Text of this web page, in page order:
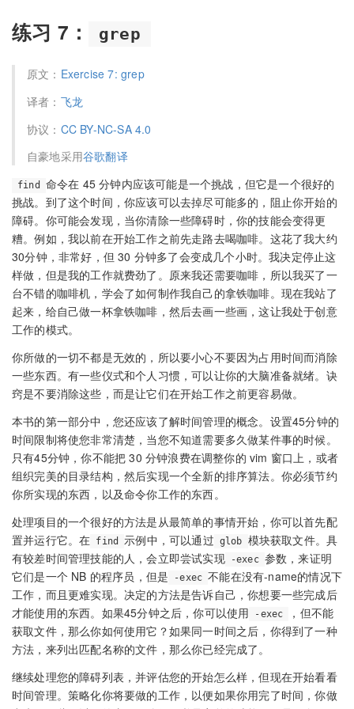
练习 7： grep
原文： Exercise 7: grep
译者： 飞龙
协议： CC BY-NC-SA 4.0
自豪地采用谷歌翻译
find
命令在 45 分钟内应该可能是一个挑战，但它是一个很好的
挑战。到了这个时间，你应该可以去掉尽可能多的，阻止你开始的
障碍。你可能会发现，当你清除一些障碍时，你的技能会变得更
糟。例如，我以前在开始工作之前先走路去喝咖啡。这花了我大约
30分钟，非常好，但 30 分钟多了会变成几个小时。我决定停止这
样做，但是我的工作就费劲了。原来我还需要咖啡，所以我买了一
台不错的咖啡机，学会了如何制作我自己的拿铁咖啡。现在我站了
起来，给自己做一杯拿铁咖啡，然后去画一些画，这让我处于创意
工作的模式。
你所做的一切不都是无效的，所以要小心不要因为占用时间而消除
一些东西。有一些仪式和个人习惯，可以让你的大脑准备就绪。诀
窍是不要消除这些，而是​​让它们在开始工作之前更容易做。
本书的第一部分中，您还应该了解时间管理的概念。设置45分钟的
时间限制将使您非常清楚，当您不知道需要多久做某件事的时候。
只有45分钟，你不能把 30 分钟浪费在调整你的 vim 窗口上，或者
组织完美的目录结构，然后实现一个全新的排序算法。你必须节约
你所实现的东西，以及命令你工作的东西。
处理项目的一个很好的方法是从最简单的事情开始，你可以首先配
置并运行它。在 find 示例中，可以通过 glob 模块获取文件。具
有较差时间管理技能的人，会立即尝试实现
-exec 参数，来证明
它们是一个 NB 的程序员，但是
-exec 不能在没有-name的情况下
工作，而且更难实现。决定的方法是告诉自己，你想要一些完成后
才能使用的东西。如果45分钟之后，你可以使用
-exec
，但不能
获取文件，那么你如何使用它？如果同一时间之后，你得到了一种
方法，来列出匹配名称的文件，那么你已经完成了。
继续处理您的障碍列表，并评估您的开始怎么样，但现在开始看看
时间管理。策略化你将要做的工作，以便如果你用完了时间，你做